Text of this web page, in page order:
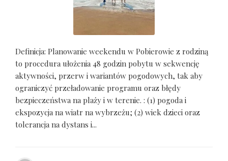
Definicja: Planowanie weekendu w Pobierowie z rodziną
to procedura ułożenia 48 godzin pobytu w sekwencję
aktywności, przerw i wariantów pogodowych, tak aby
ograniczyć przeładowanie programu oraz błędy
bezpieczeństwa na plaży i w terenie. : (1) pogoda i
ekspozycja na wiatr na wybrzeżu; (2) wiek dzieci oraz
tolerancja na dystans i...